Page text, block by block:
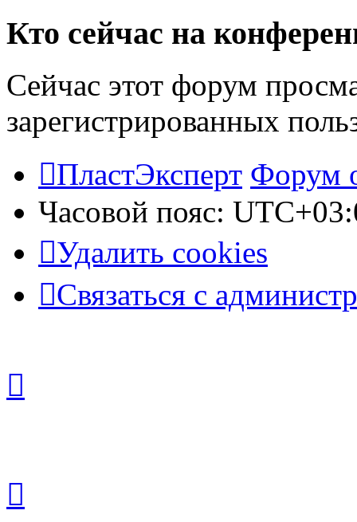
Кто сейчас на
Сейчас этот форум
зарегистрированных
ПластЭксперт Форум
Часовой пояс:
Удалить cookies
Связаться с